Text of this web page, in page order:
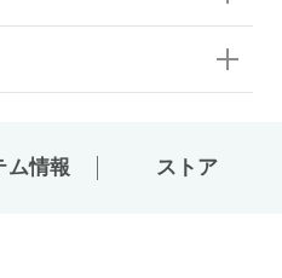
ム情報 ストア